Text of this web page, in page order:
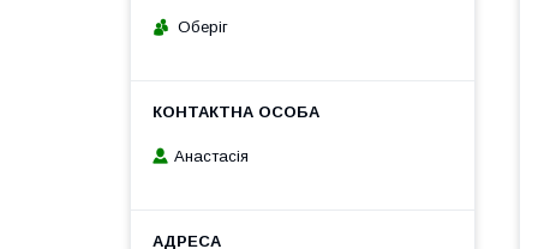
Оберіг
Анастасія